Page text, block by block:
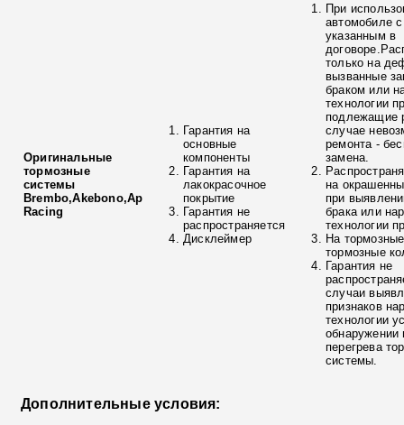
Оригинальные
тормозные
системы
Brembo,Akebono,Ap
Racing
Гарантия на
основные
компоненты
Гарантия на
лакокрасочное
покрытие
Гарантия не
распространяется
Дисклеймер
При
автомобиле
указанным в
только на
вызванные
браком или
технологии
подлежащие
случае
ремонта -
замена.
на
при
брака или
технологии
На
тормозные
Гарантия не
случаи
признаков
технологии
обнаружении
перегрева
системы.
Дополнительные условия: